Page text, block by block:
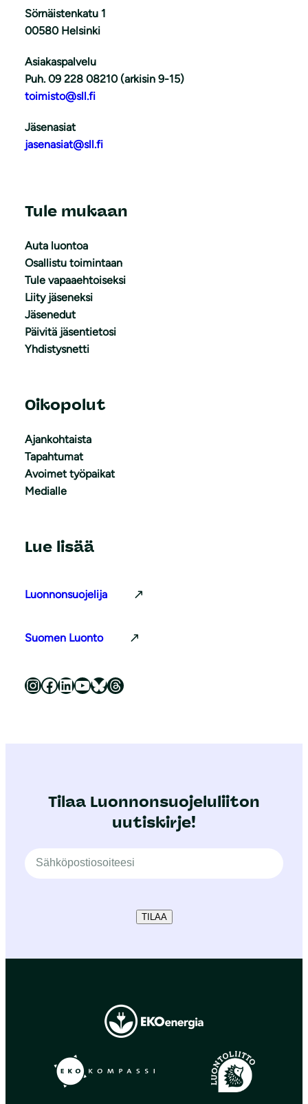
Sörnäistenkatu 1
00580 Helsinki
Asiakaspalvelu
Puh. 09 228 08210 (arkisin 9-15)
toimisto@sll.fi
Jäsenasiat
jasenasiat@sll.fi
Tule mukaan
Auta luontoa
Osallistu toimintaan
Tule vapaaehtoiseksi
Liity jäseneksi
Jäsenedut
Päivitä jäsentietosi
Yhdistysnetti
Oikopolut
Ajankohtaista
Tapahtumat
Avoimet työpaikat
Medialle
Lue lisää
Luonnonsuojelija
Suomen Luonto
Luonnonsuojeluliitto Instagramissa Luonnonsuojeluliitto Facebookissa Luonnonsuojeluliitto LinkedInissä Luonnonsuojeluliiton YouTube-kanava Luonnonsuojeluliitto Blueskyssa Luonnonsuojeluliitto Threadsissa
Tilaa Luonnonsuojeluliiton
uutiskirje!
TILAA